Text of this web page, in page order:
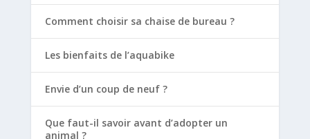
Comment choisir sa chaise de bureau ?
Les bienfaits de l’aquabike
Envie d’un coup de neuf ?
Que faut-il savoir avant d’adopter un
animal ?